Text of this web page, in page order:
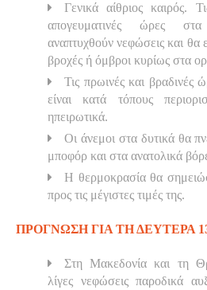
Γενικά αίθριος καιρός.
απογευματινές ώρες
αναπτυχθούν νεφώσεις και θα
βροχές ή όμβροι κυρίως στα
Τις πρωινές και βραδινές
είναι κατά τόπους
ηπειρωτικά.
Οι άνεμοι στα δυτικά θα
μποφόρ και στα ανατολικά
Η θερμοκρασία θα
προς τις μέγιστες τιμές της.
ΠΡΟΓΝΩΣΗ ΓΙΑ ΤΗ ΔΕΥΤΕΡΑ
Στη Μακεδονία και τη
λίγες νεφώσεις παροδικά